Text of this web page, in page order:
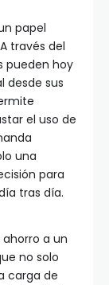
papel
través del
pueden hoy
desde sus
el uso de
una
para
tras día.
a un
no solo
carga de